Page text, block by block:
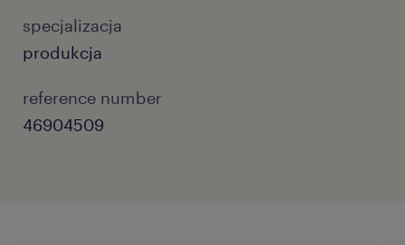
specjalizacja
produkcja
reference number
46904509